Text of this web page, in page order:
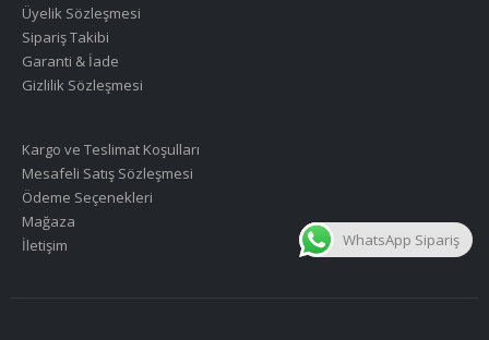
Üyelik Sözleşmesi
Sipariş Takibi
Garanti & İade
Gizlilik Sözleşmesi
Kargo ve Teslimat Koşulları
Mesafeli Satış Sözleşmesi
Ödeme Seçenekleri
Mağaza
İletişim
WhatsApp Sipariş